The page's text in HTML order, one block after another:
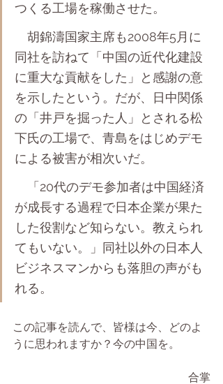
つくる工場を稼働させた。
胡錦濤国家主席も2008年5月に
同社を訪ねて「中国の近代化建設
に重大な貢献をした」と感謝の意
を示したという。だが、日中関係
の「井戸を掘った人」とされる松
下氏の工場で、青島をはじめデモ
による被害が相次いだ。
「20代のデモ参加者は中国経済
が成長する過程で日本企業が果た
した役割など知らない。教えられ
てもいない。」同社以外の日本人
ビジネスマンからも落胆の声がも
れる。
この記事を読んで、皆様は今、どのよ
うに思われますか？今の中国を。
合掌